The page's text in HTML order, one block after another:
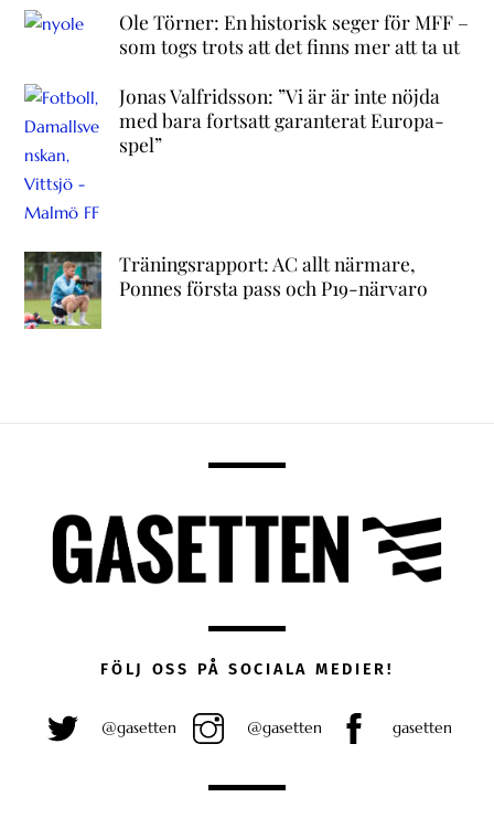
Ole Törner: En historisk seger för MFF –
som togs trots att det finns mer att ta ut
Jonas Valfridsson: ”Vi är är inte nöjda
med bara fortsatt garanterat Europa-
spel”
Träningsrapport: AC allt närmare,
Ponnes första pass och P19-närvaro
FÖLJ OSS PÅ SOCIALA MEDIER!
@gasetten @gasetten gasetten